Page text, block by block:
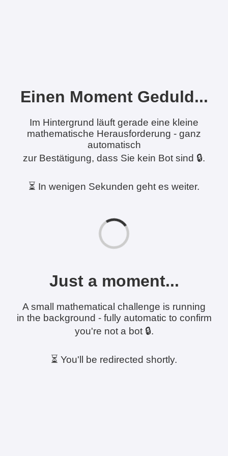
Einen Moment Geduld...
Im Hintergrund läuft gerade eine kleine
mathematische Herausforderung - ganz
automatisch
zur Bestätigung, dass Sie kein Bot sind 🔒.
⏳ In wenigen Sekunden geht es weiter.
Just a moment...
A small mathematical challenge is running
in the background - fully automatic to confirm
you're not a bot 🔒.
⏳ You'll be redirected shortly.